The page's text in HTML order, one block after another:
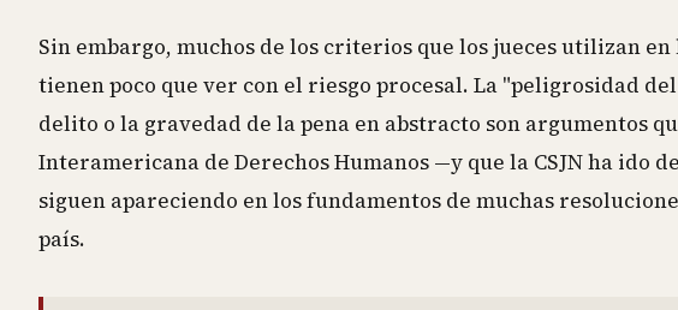
Sin embargo, muchos de los criterios que los jueces utilizan
tienen poco que ver con el riesgo procesal. La "peligrosidad
delito o la gravedad de la pena en abstracto son argumentos
Interamericana de Derechos Humanos —y que la CSJN ha ido
siguen apareciendo en los fundamentos de muchas
país.